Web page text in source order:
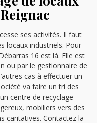
ses activités. Il faut
locaux industriels. Pour
16 est là. Elle est
ou par le gestionnaire de
cas à effectuer un
va faire un tri des
centre de recyclage
mobiliers vers des
caritatives. Contactez la